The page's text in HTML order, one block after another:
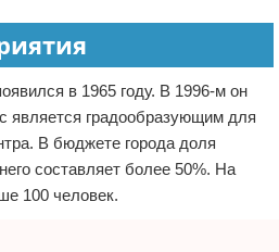
в 1965 году. В 1996-м он
является градообразующим для
В бюджете города доля
составляет более 50%. На
100 человек.